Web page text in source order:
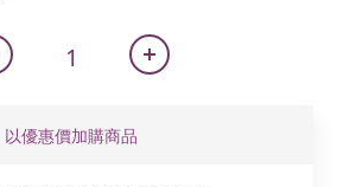
以優惠價加購商品